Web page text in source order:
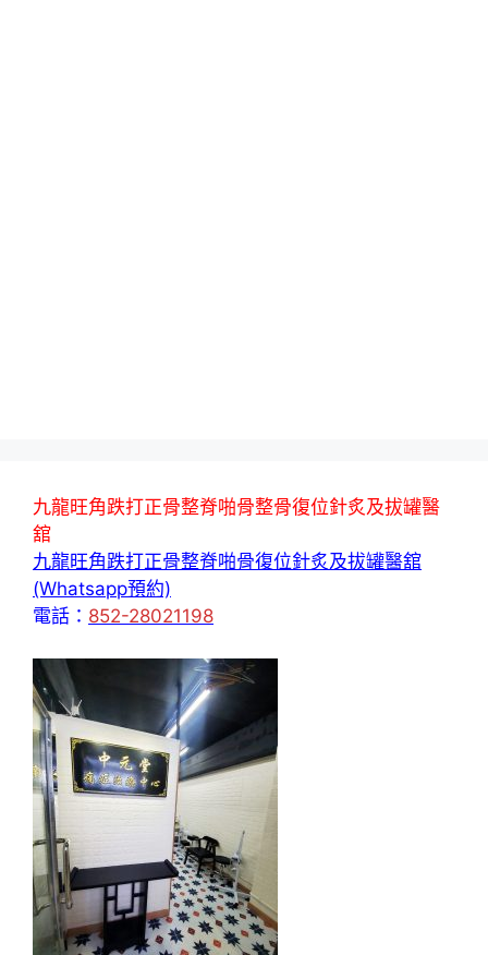
九龍旺角跌打正骨整脊啪骨整骨復位針炙及拔罐醫
舘
九龍旺角跌打正骨整脊啪骨復位針炙及拔罐醫舘
(Whatsapp預約)
電話： 852-28021198